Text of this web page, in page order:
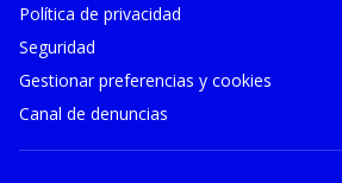
Política de privacidad
Seguridad
Gestionar preferencias y cookies
Canal de denuncias